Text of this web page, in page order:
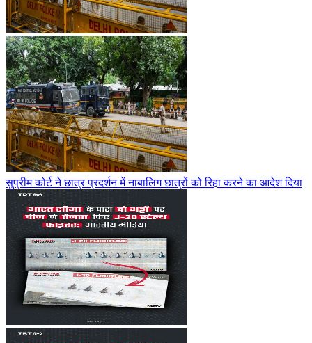
सुप्रीम कोर्ट ने छात्र प्रदर्शन में नाबालिग छात्रों को रिहा करने का आदेश दिया